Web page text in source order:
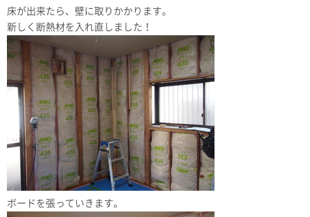
床が出来たら、壁に取りかかります。
新しく断熱材を入れ直しました！
ボードを張っていきます。